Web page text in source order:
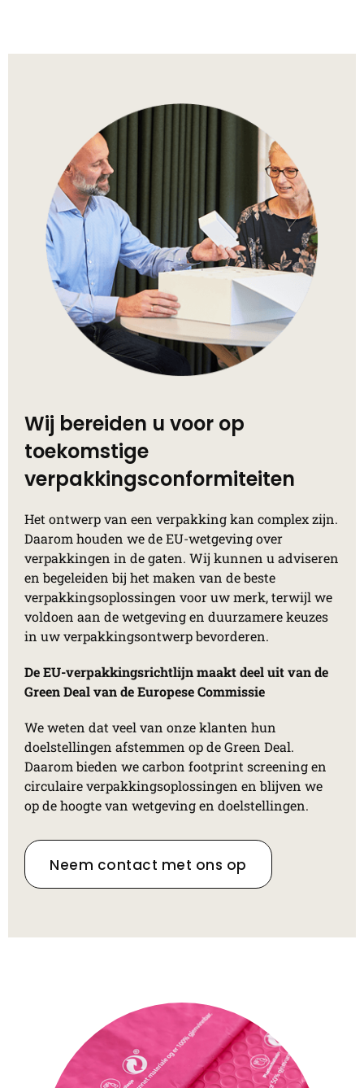
Wij bereiden u voor op
toekomstige
verpakkingsconformiteiten
Het ontwerp van een verpakking kan complex zijn.
Daarom houden we de EU-wetgeving over
verpakkingen in de gaten. Wij kunnen u adviseren
en begeleiden bij het maken van de beste
verpakkingsoplossingen voor uw merk, terwijl we
voldoen aan de wetgeving en duurzamere keuzes
in uw verpakkingsontwerp bevorderen.
De EU-verpakkingsrichtlijn maakt deel uit van de
Green Deal van de Europese Commissie
We weten dat veel van onze klanten hun
doelstellingen afstemmen op de Green Deal.
Daarom bieden we carbon footprint screening en
circulaire verpakkingsoplossingen en blijven we
op de hoogte van wetgeving en doelstellingen.
Neem contact met ons op